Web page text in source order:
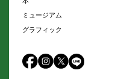
ミュージアム
グラフィック